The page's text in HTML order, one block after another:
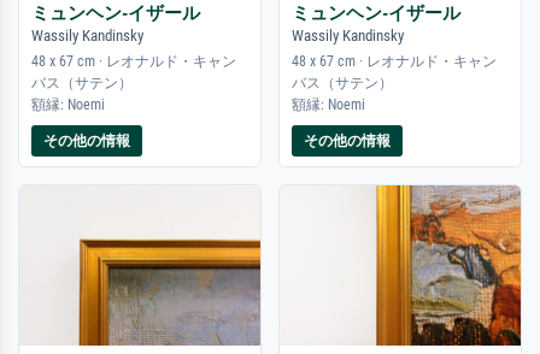
ミュンヘン-イザール
Wassily Kandinsky
48 x 67 cm · レオナルド・キャン
バス（サテン）
額縁: Noemi
その他の情報
ミュンヘン-イザール
Wassily Kandinsky
48 x 67 cm · レオナルド・キャン
バス（サテン）
額縁: Noemi
その他の情報